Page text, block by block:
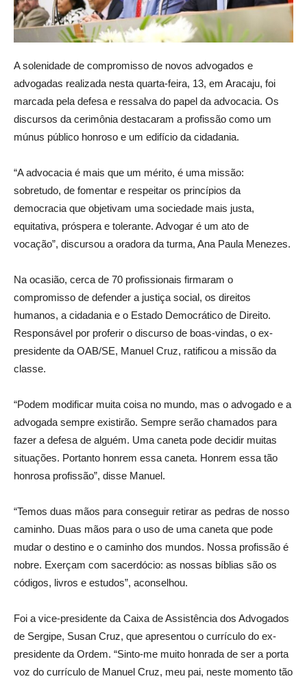
A solenidade de compromisso de novos advogados e
advogadas realizada nesta quarta-feira, 13, em Aracaju, foi
marcada pela defesa e ressalva do papel da advocacia. Os
discursos da cerimônia destacaram a profissão como um
múnus público honroso e um edifício da cidadania.
“A advocacia é mais que um mérito, é uma missão:
sobretudo, de fomentar e respeitar os princípios da
democracia que objetivam uma sociedade mais justa,
equitativa, próspera e tolerante. Advogar é um ato de
vocação”, discursou a oradora da turma, Ana Paula Menezes.
Na ocasião, cerca de 70 profissionais firmaram o
compromisso de defender a justiça social, os direitos
humanos, a cidadania e o Estado Democrático de Direito.
Responsável por proferir o discurso de boas-vindas, o ex-
presidente da OAB/SE, Manuel Cruz, ratificou a missão da
classe.
“Podem modificar muita coisa no mundo, mas o advogado e a
advogada sempre existirão. Sempre serão chamados para
fazer a defesa de alguém. Uma caneta pode decidir muitas
situações. Portanto honrem essa caneta. Honrem essa tão
honrosa profissão”, disse Manuel.
“Temos duas mãos para conseguir retirar as pedras de nosso
caminho. Duas mãos para o uso de uma caneta que pode
mudar o destino e o caminho dos mundos. Nossa profissão é
nobre. Exerçam com sacerdócio: as nossas bíblias são os
códigos, livros e estudos”, aconselhou.
Foi a vice-presidente da Caixa de Assistência dos Advogados
de Sergipe, Susan Cruz, que apresentou o currículo do ex-
presidente da Ordem. “Sinto-me muito honrada de ser a porta
voz do currículo de Manuel Cruz, meu pai, neste momento tão